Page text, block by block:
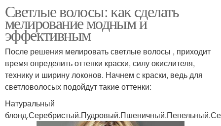
Светлые волосы: как сделать
мелирование модным и
эффективным
После решения мелировать светлые волосы , приходит
время определить оттенки краски, силу окислителя,
технику и ширину локонов. Начнем с краски, ведь для
светловолосых подойдут такие оттенки:
Натуральный